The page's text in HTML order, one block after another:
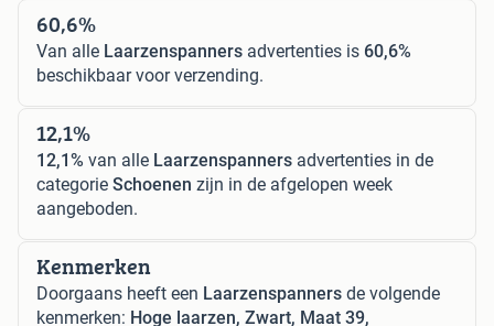
60,6%
Van alle Laarzenspanners advertenties is 60,6%
beschikbaar voor verzending.
12,1%
12,1% van alle Laarzenspanners advertenties in de
categorie Schoenen zijn in de afgelopen week
aangeboden.
Kenmerken
Doorgaans heeft een Laarzenspanners de volgende
kenmerken: Hoge laarzen, Zwart, Maat 39,